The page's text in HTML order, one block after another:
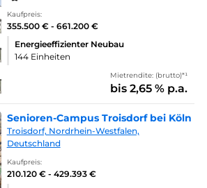
Kaufpreis:
355.500 € - 661.200 €
Energieeffizienter Neubau
144 Einheiten
Mietrendite: (brutto)*¹
bis 2,65 % p.a.
Senioren-Campus Troisdorf bei Köln
Troisdorf, Nordrhein-Westfalen,
Deutschland
Kaufpreis:
210.120 € - 429.393 €